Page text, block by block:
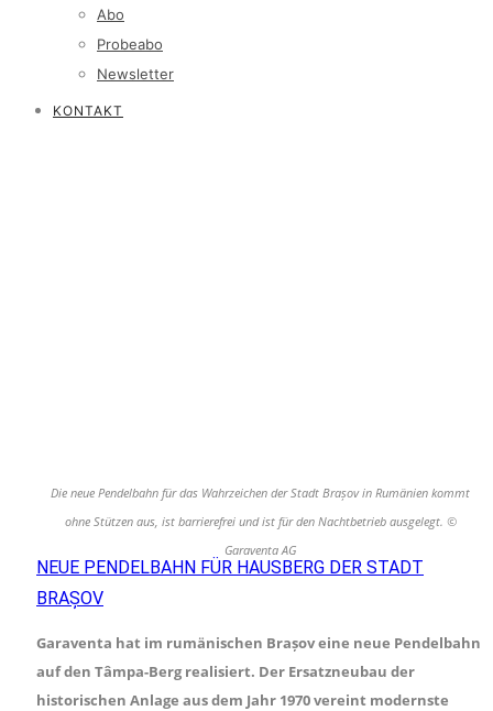
Abo
Probeabo
Newsletter
KONTAKT
Die neue Pendelbahn für das Wahrzeichen der Stadt Brașov in Rumänien kommt
ohne Stützen aus, ist barrierefrei und ist für den Nachtbetrieb ausgelegt. ©
Garaventa AG
NEUE PENDELBAHN FÜR HAUSBERG DER STADT
BRAȘOV
Garaventa hat im rumänischen Brașov eine neue Pendelbahn
auf den Tâmpa-Berg realisiert. Der Ersatzneubau der
historischen Anlage aus dem Jahr 1970 vereint modernste